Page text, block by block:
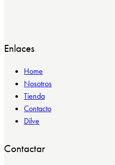
Enlaces
Home
Nosotros
Tienda
Contacto
Dilve
Contactar